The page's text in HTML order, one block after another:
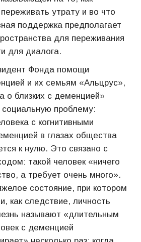
утрату и во что
поддержка предполагает
для переживания
для диалога.
Фонда помощи
и их семьям «Альцрус»,
о близких с деменцией»
проблему:
с когнитивными
в глазах общества
к нулю. Это связано с
такой человек «ничего
а требует очень много».
состояние, при котором
как следствие, личность
называют «длительным
с деменцией